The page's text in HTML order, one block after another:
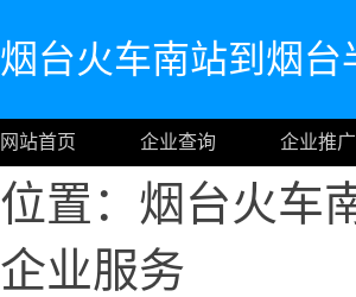
烟台火车南站到烟
网站首页 企业查询 企业推广
位置：烟台火车
企业服务